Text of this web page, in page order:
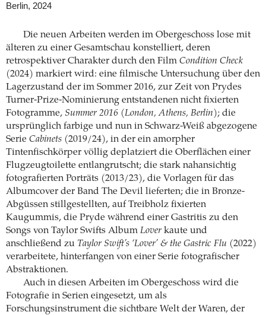
Berlin, 2024
Die neuen Arbeiten werden im Obergeschoss lose mit
älteren zu einer Gesamtschau konstelliert, deren
retrospektiver Charakter durch den Film Condition Check
(2024) markiert wird: eine filmische Untersuchung über den
Lagerzustand der im Sommer 2016, zur Zeit von Prydes
Turner-Prize-Nominierung entstandenen nicht fixierten
Fotogramme, Summer 2016 (London, Athens, Berlin); die
ursprünglich farbige und nun in Schwarz-Weiß abgezogene
Serie Cabinets (2019/24), in der ein amorpher
Tintenfischkörper völlig deplatziert die Oberflächen einer
Flugzeugtoilette entlangrutscht; die stark nahansichtig
fotografierten Porträts (2013/23), die Vorlagen für das
Albumcover der Band The Devil lieferten; die in Bronze-
Abgüssen stillgestellten, auf Treibholz fixierten
Kaugummis, die Pryde während einer Gastritis zu den
Songs von Taylor Swifts Album Lover kaute und
anschließend zu Taylor Swift’s ‘Lover’ & the Gastric Flu (2022)
verarbeitete, hinterfangen von einer Serie fotografischer
Abstraktionen.
Auch in diesen Arbeiten im Obergeschoss wird die
Fotografie in Serien eingesetzt, um als
Forschungsinstrument die sichtbare Welt der Waren, der